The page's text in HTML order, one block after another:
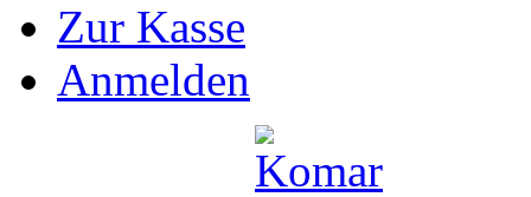
Zur Kasse
Anmelden